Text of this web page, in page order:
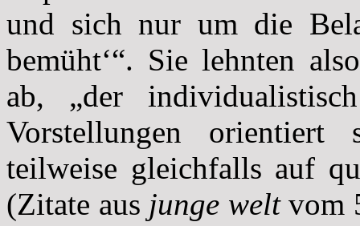
und sich nur um die
bemüht‘“. Sie lehnten
ab, „der
Vorstellungen
teilweise gleichfalls auf
(Zitate aus junge weltvom